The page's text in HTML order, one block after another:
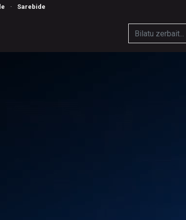
· Sarebide